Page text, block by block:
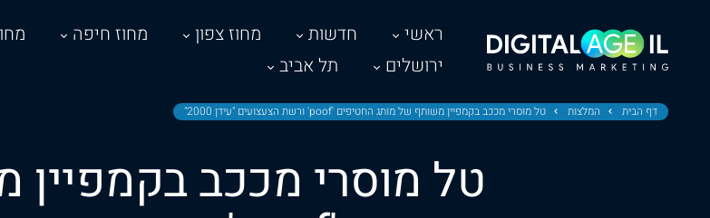
ראשי חדשות מחוז צפון מחוז חיפה
ירושלים
תל אביב
דף הבית המלצות טל מוסרי מככב בקמפיין משותף של מותג החטיפים 'poof' ורשת הצעצועים "עידן 2000"
טל מוסרי מככב